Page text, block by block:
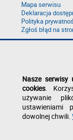
Mapa serwisu
Deklaracja
Polityka
Zgłoś błąd na
Nasze serwisy
cookies.
używanie
ustawieniami
dowolnej chwili.